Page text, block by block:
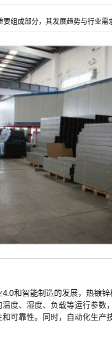
组成部分，其发展趋势与行业需
和智能制造的发展，热镀
度、湿度、负载等运行参
可靠性。同时，自动化生